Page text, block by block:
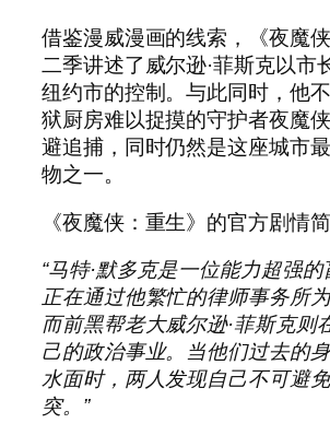
借鉴漫威漫画的线索，《夜魔
二季讲述了威尔逊·菲斯克以市
纽约市的控制。与此同时，他
狱厨房难以捉摸的守护者夜魔
避追捕，同时仍然是这座城市
物之一。
《夜魔侠：重生》的官方剧情
“马特·默多克是一位能力超强
正在通过他繁忙的律师事务所
而前黑帮老大威尔逊·菲斯克则
己的政治事业。当他们过去的
水面时，两人发现自己不可避
突。”